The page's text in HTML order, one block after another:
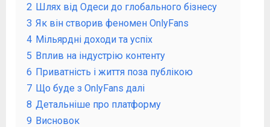
2 Шлях від Одеси до глобального бізнесу
3 Як він створив феномен OnlyFans
4 Мільярдні доходи та успіх
5 Вплив на індустрію контенту
6 Приватність і життя поза публікою
7 Що буде з OnlyFans далі
8 Детальніше про платформу
9 Висновок